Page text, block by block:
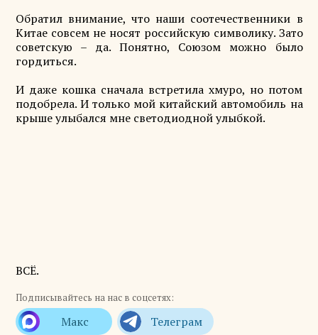
Обратил внимание, что наши соотечественники в
Китае совсем не носят российскую символику. Зато
советскую – да. Понятно, Союзом можно было
гордиться.
И даже кошка сначала встретила хмуро, но потом
подобрела. И только мой китайский автомобиль на
крыше улыбался мне светодиодной улыбкой.
ВСЁ.
Подписывайтесь на нас в соцсетях: